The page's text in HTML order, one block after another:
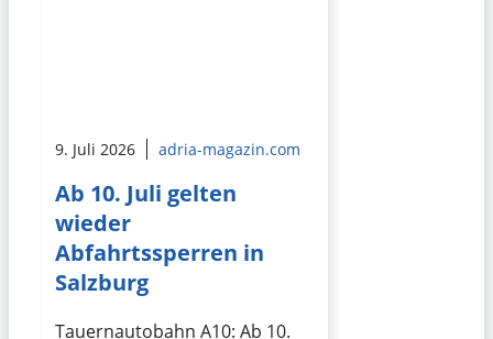
9. Juli 2026 adria-magazin.com
Ab 10. Juli gelten
wieder
Abfahrtssperren in
Salzburg
Tauernautobahn A10: Ab 10.